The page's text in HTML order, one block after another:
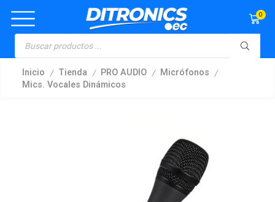
0
Inicio / Tienda / PRO AUDIO / Micrófonos /
Mics. Vocales Dinámicos